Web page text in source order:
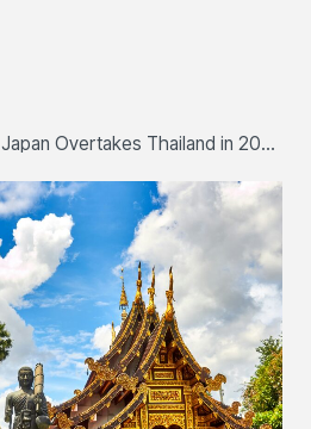
Japan Overtakes Thailand in 2025